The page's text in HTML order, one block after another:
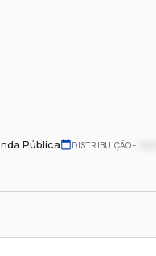
Pública DISTRIBUIÇÃO